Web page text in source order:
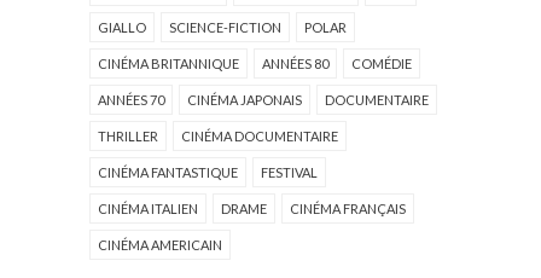
GIALLO SCIENCE-FICTION POLAR
CINÉMA BRITANNIQUE ANNÉES 80 COMÉDIE
ANNÉES 70 CINÉMA JAPONAIS DOCUMENTAIRE
THRILLER CINÉMA DOCUMENTAIRE
CINÉMA FANTASTIQUE FESTIVAL
CINÉMA ITALIEN DRAME CINÉMA FRANÇAIS
CINÉMA AMERICAIN